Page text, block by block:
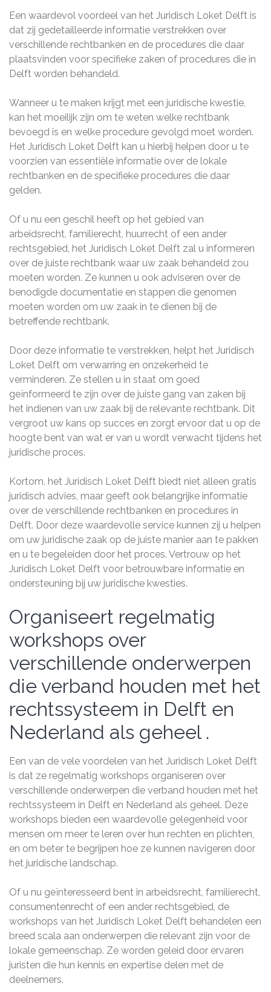
Een waardevol voordeel van het Juridisch Loket Delft is
dat zij gedetailleerde informatie verstrekken over
verschillende rechtbanken en de procedures die daar
plaatsvinden voor specifieke zaken of procedures die in
Delft worden behandeld.
Wanneer u te maken krijgt met een juridische kwestie,
kan het moeilijk zijn om te weten welke rechtbank
bevoegd is en welke procedure gevolgd moet worden.
Het Juridisch Loket Delft kan u hierbij helpen door u te
voorzien van essentiële informatie over de lokale
rechtbanken en de specifieke procedures die daar
gelden.
Of u nu een geschil heeft op het gebied van
arbeidsrecht, familierecht, huurrecht of een ander
rechtsgebied, het Juridisch Loket Delft zal u informeren
over de juiste rechtbank waar uw zaak behandeld zou
moeten worden. Ze kunnen u ook adviseren over de
benodigde documentatie en stappen die genomen
moeten worden om uw zaak in te dienen bij de
betreffende rechtbank.
Door deze informatie te verstrekken, helpt het Juridisch
Loket Delft om verwarring en onzekerheid te
verminderen. Ze stellen u in staat om goed
geïnformeerd te zijn over de juiste gang van zaken bij
het indienen van uw zaak bij de relevante rechtbank. Dit
vergroot uw kans op succes en zorgt ervoor dat u op de
hoogte bent van wat er van u wordt verwacht tijdens het
juridische proces.
Kortom, het Juridisch Loket Delft biedt niet alleen gratis
juridisch advies, maar geeft ook belangrijke informatie
over de verschillende rechtbanken en procedures in
Delft. Door deze waardevolle service kunnen zij u helpen
om uw juridische zaak op de juiste manier aan te pakken
en u te begeleiden door het proces. Vertrouw op het
Juridisch Loket Delft voor betrouwbare informatie en
ondersteuning bij uw juridische kwesties.
Organiseert regelmatig
workshops over
verschillende onderwerpen
die verband houden met het
rechtssysteem in Delft en
Nederland als geheel .
Een van de vele voordelen van het Juridisch Loket Delft
is dat ze regelmatig workshops organiseren over
verschillende onderwerpen die verband houden met het
rechtssysteem in Delft en Nederland als geheel. Deze
workshops bieden een waardevolle gelegenheid voor
mensen om meer te leren over hun rechten en plichten,
en om beter te begrijpen hoe ze kunnen navigeren door
het juridische landschap.
Of u nu geïnteresseerd bent in arbeidsrecht, familierecht,
consumentenrecht of een ander rechtsgebied, de
workshops van het Juridisch Loket Delft behandelen een
breed scala aan onderwerpen die relevant zijn voor de
lokale gemeenschap. Ze worden geleid door ervaren
juristen die hun kennis en expertise delen met de
deelnemers.